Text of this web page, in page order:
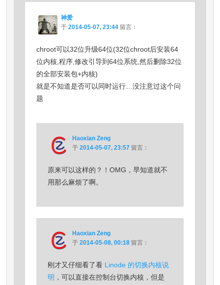
神爱
于 2014-05-07, 23:44 留言：
chroot可以32位升级64位(32位chroot后安装64
位内核,程序,修改引导到64位系统,然后删除32位
的全部安装包+内核)
就是不知道是否可以同时运行…没注意过这个问
题
Haoxian Zeng
于 2014-05-07, 23:57 留言：
原来可以这样的？！OMG，早知道就不
用那么麻烦了啊。
Haoxian Zeng
于 2014-05-08, 00:18 留言：
刚才又仔细看了看 Linode 的切换内核说
明 ，可以直接在控制台切换内核，但是